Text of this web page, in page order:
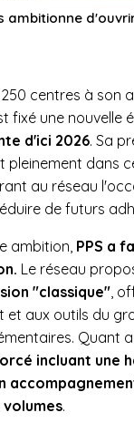
ambitionne
centres à son
fixé une nouvelle
d'ici 2026. Sa
pleinement dans
au réseau
de futurs
ambition, PPS a
Le réseau
"classique" ,
et aux outils du
Quant
incluant une
.